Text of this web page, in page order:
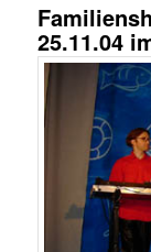
25.11.04